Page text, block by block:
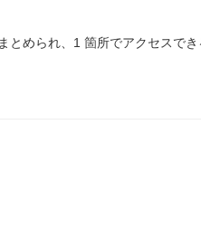
められ、1 箇所でアクセスでき